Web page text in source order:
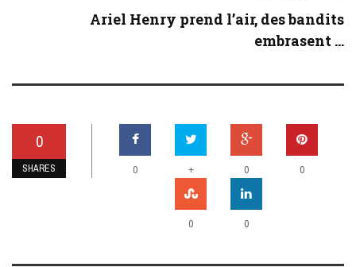
Ariel Henry prend l’air, des bandits
embrasent ...
0
SHARES 0 + 0 0
0 0